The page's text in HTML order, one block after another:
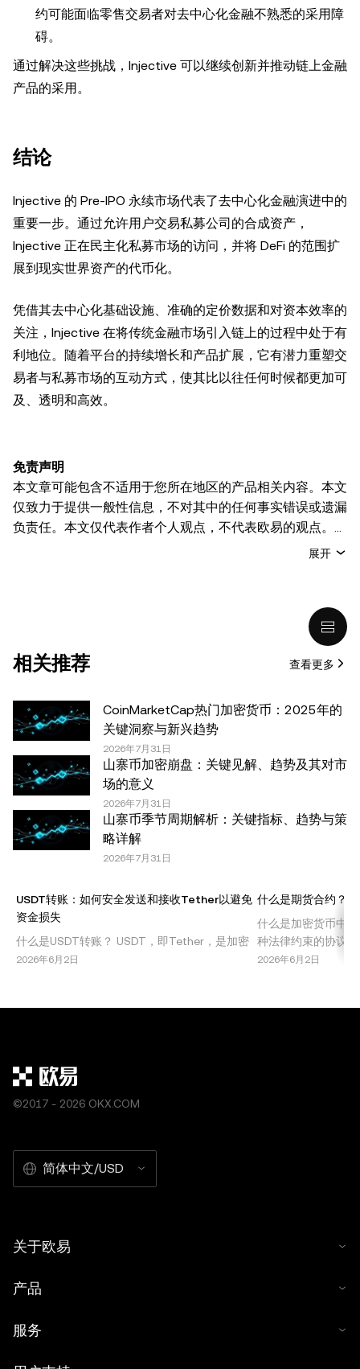
约可能面临零售交易者对去中心化金融不熟悉的采用障
碍。
通过解决这些挑战，Injective 可以继续创新并推动链上金融
产品的采用。
结论
Injective 的 Pre-IPO 永续市场代表了去中心化金融演进中的
重要一步。通过允许用户交易私募公司的合成资产，
Injective 正在民主化私募市场的访问，并将 DeFi 的范围扩
展到现实世界资产的代币化。
凭借其去中心化基础设施、准确的定价数据和对资本效率的
关注，Injective 在将传统金融市场引入链上的过程中处于有
利地位。随着平台的持续增长和产品扩展，它有潜力重塑交
易者与私募市场的互动方式，使其比以往任何时候都更加可
及、透明和高效。
免责声明
本文章可能包含不适用于您所在地区的产品相关内容。本文
仅致力于提供一般性信息，不对其中的任何事实错误或遗漏
负责任。本文仅代表作者个人观点，不代表欧易的观点。
本文无意提供以下任何建议，包括但不限于：(i) 投资建议
(包括稳定币) 涉及高风险，可能会大幅波动，甚至变得毫无
价值。您应根据自己的财务状况仔细考虑交易或持有数字资
产是否适合您。有关您具体情况的问题，请咨询您的法律/
税务/投资专业人士。本文中出现的信息 (包括市场数据和统
数据和图表时已采取了所有合理的谨慎措施，但对于此处表
达的任何事实错误或遗漏，我们不承担任何责任。 © 2025
OKX。本文可以全文复制或分发，也可以使用本文 100 字
或更少的摘录，前提是此类使用是非商业性的。整篇文章的
任何复制或分发亦必须突出说明：“本文版权所有 © 2025
OKX，经许可使用。”允许的摘录必须引用文章名称并包含
出处，例如“文章名称，[作者姓名 (如适用)]，© 2025
OKX”。部分内容可能由人工智能（AI）工具生成或辅助生
展开
相关推荐 查看更多
CoinMarketCap热门加密货币：2025年的
关键洞察与新兴趋势
2026年7月31日
山寨币加密崩盘：关键见解、趋势及其对市
场的意义
2026年7月31日
山寨币季节周期解析：关键指标、趋势与策
略详解
2026年7月31日
USDT转账：如何安全发送和接收Tether以避免
资金损失
什么是USDT转账？ USDT，即Tether，是加密
货币市场中最广泛使用的稳定币之一。USDT与
账指的是在钱包、交易所或其他平台之间发送或
2026年6月2日
什么是期货合约？
什么是加密货币中
种法律约束的协议
以预定价格买入或
格波动。这种交易
2026年6月2日
©2017 - 2026 OKX.COM
简体中文/USD
关于欧易
产品
服务